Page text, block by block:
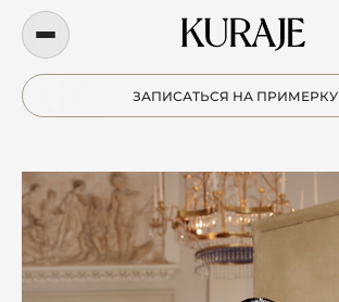
ЗАПИСАТЬСЯ НА ПРИМЕРКУ